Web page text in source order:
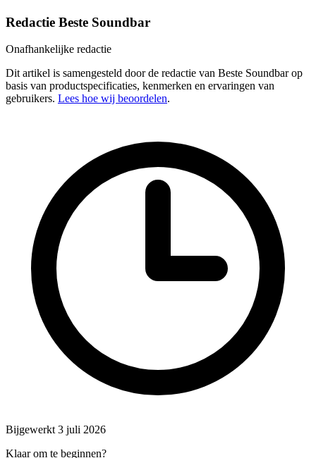
Redactie Beste Soundbar
Onafhankelijke redactie
Dit artikel is samengesteld door de redactie van Beste Soundbar op
basis van productspecificaties, kenmerken en ervaringen van
gebruikers. Lees hoe wij beoordelen.
Bijgewerkt 3 juli 2026
Klaar om te beginnen?